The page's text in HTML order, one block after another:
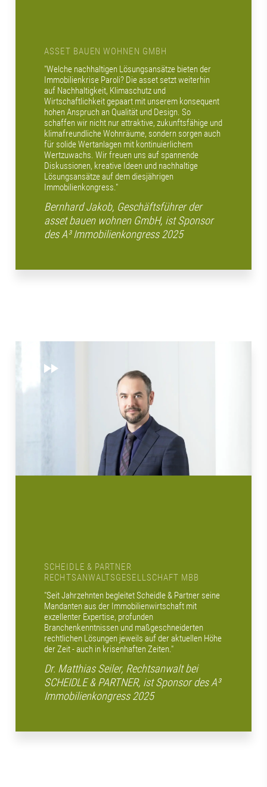
ASSET BAUEN WOHNEN GMBH
"Welche nachhaltigen Lösungsansätze bieten der
Immobilienkrise Paroli? Die asset setzt weiterhin
auf Nachhaltigkeit, Klimaschutz und
Wirtschaftlichkeit gepaart mit unserem konsequent
hohen Anspruch an Qualität und Design. So
schaffen wir nicht nur attraktive, zukunftsfähige und
klimafreundliche Wohnräume, sondern sorgen auch
für solide Wertanlagen mit kontinuierlichem
Wertzuwachs. Wir freuen uns auf spannende
Diskussionen, kreative Ideen und nachhaltige
Lösungsansätze auf dem diesjährigen
Immobilienkongress."
Bernhard Jakob, Geschäftsführer der
asset bauen wohnen GmbH, ist Sponsor
des A³ Immobilienkongress 2025
SCHEIDLE & PARTNER
RECHTSANWALTSGESELLSCHAFT MBB
"Seit Jahrzehnten begleitet Scheidle & Partner seine
Mandanten aus der Immobilienwirtschaft mit
exzellenter Expertise, profunden
Branchenkenntnissen und maßgeschneiderten
rechtlichen Lösungen jeweils auf der aktuellen Höhe
der Zeit - auch in krisenhaften Zeiten."
Dr. Matthias Seiler, Rechtsanwalt bei
SCHEIDLE & PARTNER, ist Sponsor des A³
Immobilienkongress 2025